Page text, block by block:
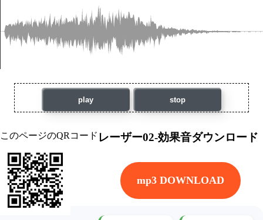
play stop
このページのQRコード レーザー02-効果音ダウンロード
mp3 DOWNLOAD